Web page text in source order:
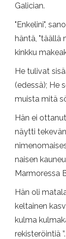
Galician.
"Enkelini",
häntä, "täällä
kinkku
He tulivat
(edessä); He
muista mitä
Hän ei
näytti
naisen
Marmoressa
Hän oli
keltainen
kulma
rekisteröintiä ”.